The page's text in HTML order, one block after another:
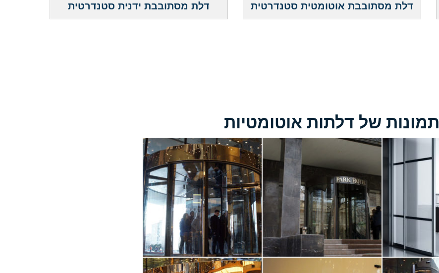
דלת מסתובבת אוטומטית סטנדרטית דלת מסתובבת ידנית סטנדרטית
תמונות של דלתות אוטומטיות